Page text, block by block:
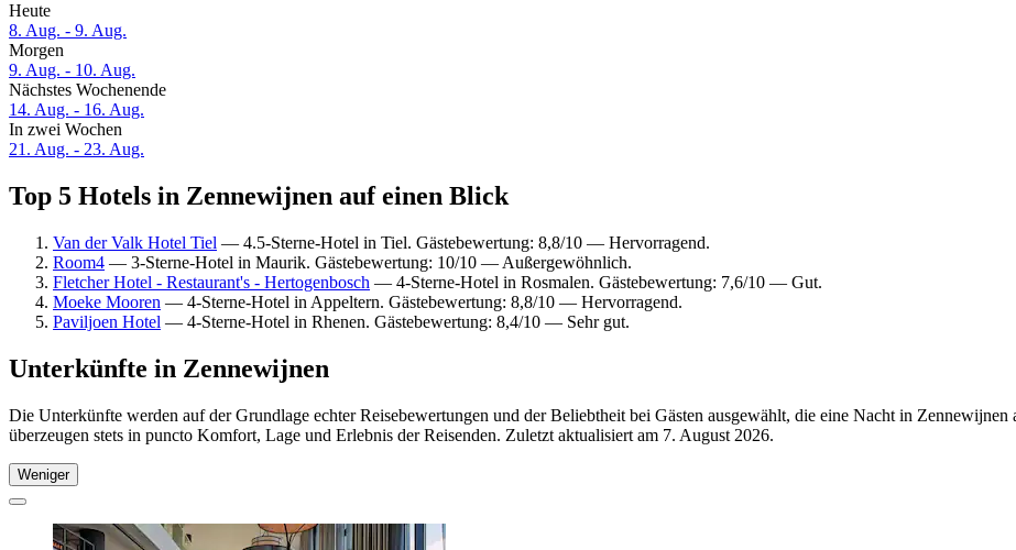
Heute
8. Aug. - 9. Aug.
Morgen
9. Aug. - 10. Aug.
Nächstes Wochenende
14. Aug. - 16. Aug.
In zwei Wochen
21. Aug. - 23. Aug.
Top 5 Hotels in Zennewijnen auf einen Blick
Van der Valk Hotel Tiel — 4.5-Sterne-Hotel in Tiel. Gästebewertung: 8,8/10 — Hervorragend.
Room4 — 3-Sterne-Hotel in Maurik. Gästebewertung: 10/10 — Außergewöhnlich.
Fletcher Hotel - Restaurant's - Hertogenbosch — 4-Sterne-Hotel in Rosmalen. Gästebewertung: 7,6/10 — Gut.
Moeke Mooren — 4-Sterne-Hotel in Appeltern. Gästebewertung: 8,8/10 — Hervorragend.
Paviljoen Hotel — 4-Sterne-Hotel in Rhenen. Gästebewertung: 8,4/10 — Sehr gut.
Unterkünfte in Zennewijnen
Die Unterkünfte werden auf der Grundlage echter Reisebewertungen und der Beliebtheit bei Gästen ausgewählt, die eine Nacht in
überzeugen stets in puncto Komfort, Lage und Erlebnis der Reisenden. Zuletzt aktualisiert am 7. August 2026.
Weniger